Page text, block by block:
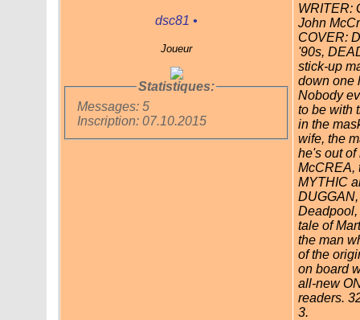
dsc81 •
Joueur
Statistiques:
Messages: 5
Inscription: 07.10.2015
WRITER:
John
COVER:
'90s,
stick-up
down one
Nobody
to be with
in the
wife, the
he's out of
McCREA,
MYTHIC
tale of
the man
of the
on board
all-new
readers.
3.